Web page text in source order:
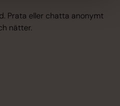
Prata eller chatta anonymt
nätter.